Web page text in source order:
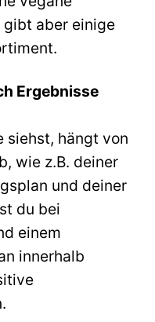
gibt aber einige
Ergebnisse
siehst, hängt von
wie z.B. deiner
und deiner
du bei
einem
innerhalb